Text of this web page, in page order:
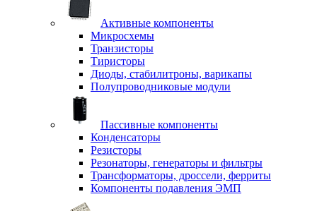
Активные компоненты
Микросхемы
Транзисторы
Тиристоры
Диоды, стабилитроны, варикапы
Полупроводниковые модули
Пассивные компоненты
Конденсаторы
Резисторы
Резонаторы, генераторы и фильтры
Трансформаторы, дроссели, ферриты
Компоненты подавления ЭМП